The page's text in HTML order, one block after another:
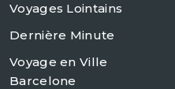
Voyages Lointains
Dernière Minute
Voyage en Ville
Barcelone